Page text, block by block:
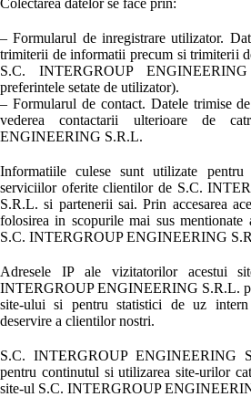
Colectarea datelor se face prin:
– Formularul de inregistrare utilizator.
trimiterii de informatii precum si trimiterii
S.C. INTERGROUP
preferintele setate de utilizator).
– Formularul de contact. Datele trimise
vederea contactarii ulterioare de
ENGINEERING S.R.L.
Informatiile culese sunt utilizate
serviciilor oferite clientilor de S.C.
S.R.L. si partenerii sai. Prin accesarea
folosirea in scopurile mai sus
S.C. INTERGROUP ENGINEERING
Adresele IP ale vizitatorilor acestui
INTERGROUP ENGINEERING S.R.L.
site-ului si pentru statistici de uz
deservire a clientilor nostri.
S.C. INTERGROUP ENGINEERING
pentru continutul si utilizarea site-urilor
site-ul S.C. INTERGROUP